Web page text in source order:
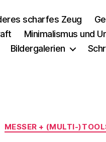
scharfes Zeug
Minimalismus und
Bildergalerien
MESSER + (MULTI-